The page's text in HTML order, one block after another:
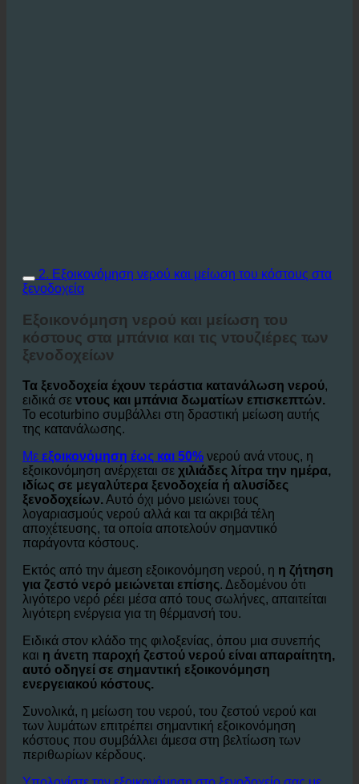
2. Εξοικονόμηση νερού και μείωση του κόστους στα
Εξοικονόμηση νερού και μείωση του
κόστους στα μπάνια και τις ντουζιέρες των
ξενοδοχείων
Τα ξενοδοχεία έχουν τεράστια κατανάλωση νερού
ειδικά σεντους και μπάνια δωματίων επισκεπτών.
Το ecoturbino συμβάλλει στη δραστική μείωση αυτής
της κατανάλωσης.
Μεεξοικονόμηση έως και 50%νερού ανά ντους, η
εξοικονόμηση ανέρχεται σεχιλιάδες λίτρα την ημέρα,
ιδίως σε μεγαλύτερα ξενοδοχεία ή αλυσίδες
ξενοδοχείων. Αυτό όχι μόνο μειώνει τους
λογαριασμούς νερού αλλά και τα ακριβά τέλη
αποχέτευσης, τα οποία αποτελούν σημαντικό
παράγοντα κόστους.
Εκτός από την άμεση εξοικονόμηση νερού, ηη ζήτηση
για ζεστό νερό μειώνεται επίσης. Δεδομένου ότι
λιγότερο νερό ρέει μέσα από τους σωλήνες, απαιτείται
λιγότερη ενέργεια για τη θέρμανσή του.
Ειδικά στον κλάδο της φιλοξενίας, όπου μια συνεπής
καιη άνετη παροχή ζεστού νερού είναι απαραίτητη,
αυτό οδηγεί σε σημαντική εξοικονόμηση
ενεργειακού κόστους.
Συνολικά, η μείωση του νερού, του ζεστού νερού και
των λυμάτων επιτρέπει σημαντική εξοικονόμηση
κόστους που συμβάλλει άμεσα στη βελτίωση των
περιθωρίων κέρδους.